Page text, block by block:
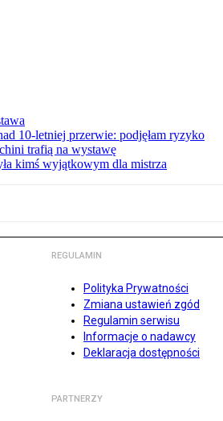
10-letniej przerwie: podjęłam ryzyko
trafią na wystawę
kimś wyjątkowym dla mistrza
REGULAMIN
Polityka Prywatności
Zmiana ustawień zgód
Regulamin serwisu
Informacje o nadawcy
Deklaracja dostępności
PARTNERZY